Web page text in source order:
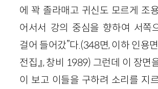
에 꽉 졸라매고 귀신도 모르게 조
어서서 강의 중심을 향하여 서쪽
걸어 들어갔”다.(348면, 이하 인용
전집』, 창비 1989) 그런데 이 장면
이 보고 이들을 구하려 소리를 지